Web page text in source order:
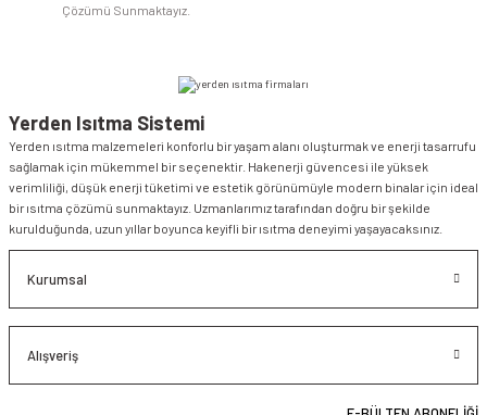
Çözümü Sunmaktayız.
Yerden Isıtma Sistemi
Yerden ısıtma malzemeleri konforlu bir yaşam alanı oluşturmak ve enerji tasarrufu
sağlamak için mükemmel bir seçenektir. Hakenerji güvencesi ile yüksek
verimliliği, düşük enerji tüketimi ve estetik görünümüyle modern binalar için ideal
bir ısıtma çözümü sunmaktayız. Uzmanlarımız tarafından doğru bir şekilde
kurulduğunda, uzun yıllar boyunca keyifli bir ısıtma deneyimi yaşayacaksınız.
Kurumsal
Alışveriş